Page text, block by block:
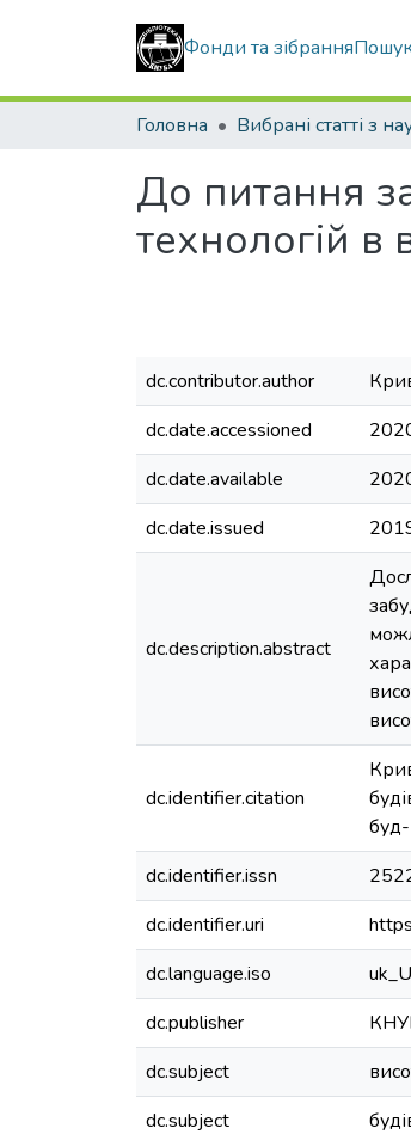
Фонди та зібрання
Головна
До питання
технологій в
dc.contributor.author
dc.date.accessioned
dc.date.available
dc.date.issued
dc.description.abstract
dc.identifier.citation
dc.identifier.issn
dc.identifier.uri
dc.language.iso
dc.publisher
dc.subject
dc.subject